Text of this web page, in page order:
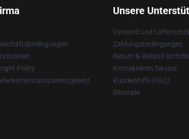
Policy
Unsere
Versand und
Zahlungsbedingungen
Return & Refund
Kontaktieren Sie uns
Kundenhilfe (FAQ)
Whosale